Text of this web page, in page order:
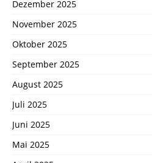
Dezember 2025
November 2025
Oktober 2025
September 2025
August 2025
Juli 2025
Juni 2025
Mai 2025